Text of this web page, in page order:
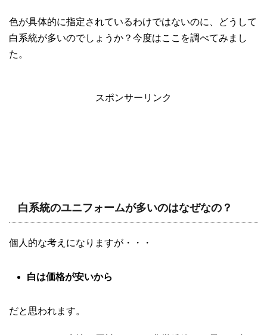
色が具体的に指定されているわけではないのに、どうして
白系統が多いのでしょうか？今度はここを調べてみまし
た。
スポンサーリンク
白系統のユニフォームが多いのはなぜなの？
個人的な考えになりますが・・・
白は価格が安いから
だと思われます。